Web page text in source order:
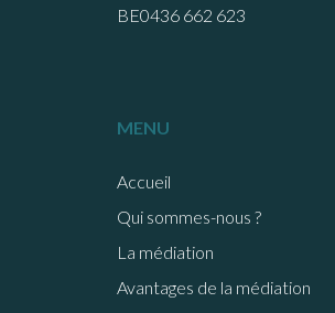
BE0436 662 623
MENU
Accueil
Qui sommes-nous ?
La médiation
Avantages de la médiation